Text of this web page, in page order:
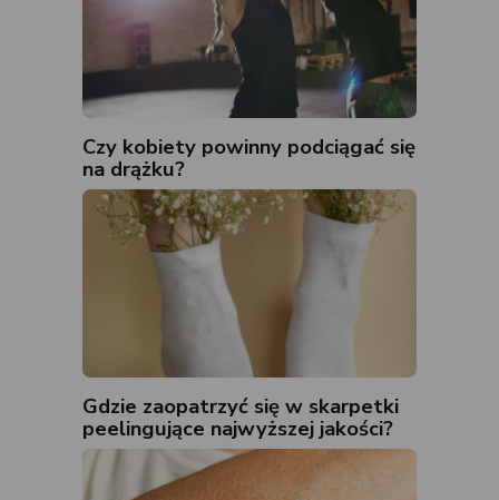
Czy kobiety powinny podciągać się
na drążku?
Gdzie zaopatrzyć się w skarpetki
peelingujące najwyższej jakości?